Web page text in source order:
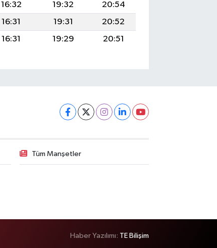
16:32 19:32
20:54
16:31 19:31
20:52
16:31 19:29 20:51
Tüm Manşetler
Haber Yazılımı: TE Bilişim